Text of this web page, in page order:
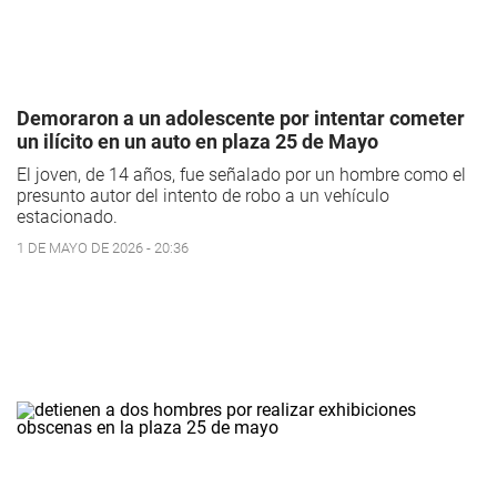
Demoraron a un adolescente por intentar cometer
un ilícito en un auto en plaza 25 de Mayo
El joven, de 14 años, fue señalado por un hombre como el
presunto autor del intento de robo a un vehículo
estacionado.
1 DE MAYO DE 2026 - 20:36